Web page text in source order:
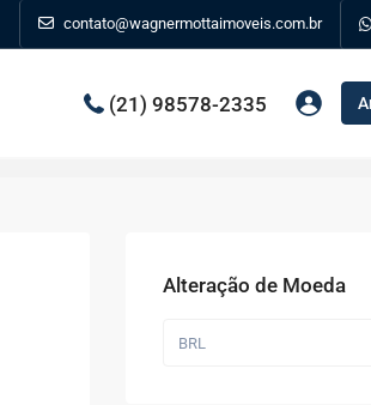
contato@wagnermottaimoveis.com.br
(21) 98578-2335
Alteração de Moeda
BRL